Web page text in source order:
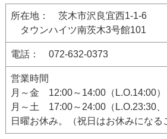
所在地： 茨木市沢良宜西1-1-6
タウンハイツ南茨木3号館101
電話： 072-632-0373
営業時間
月～金 12:00～14:00（L.O.14:00）
月～土 17:00～24:00（L.O.23:30、
日曜お休み。（祝日はお休みになる